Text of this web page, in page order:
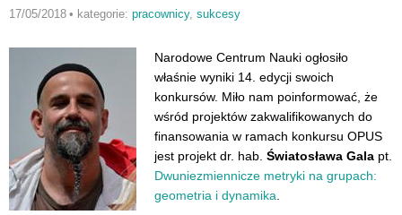
17/05/2018 • kategorie: pracownicy, sukcesy
Narodowe Centrum Nauki ogłosiło
właśnie wyniki 14. edycji swoich
konkursów. Miło nam poinformować, że
wśród projektów zakwalifikowanych do
finansowania w ramach konkursu OPUS
jest projekt dr. hab. Światosława Gala pt.
Dwuniezmiennicze metryki na grupach:
geometria i dynamika